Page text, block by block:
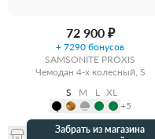
72 900 ₽
+ 7290 бонусов
SAMSONITE PROXIS
Чемодан 4-х колесный, S
S
M L
XL
+5
Забрать из магазина